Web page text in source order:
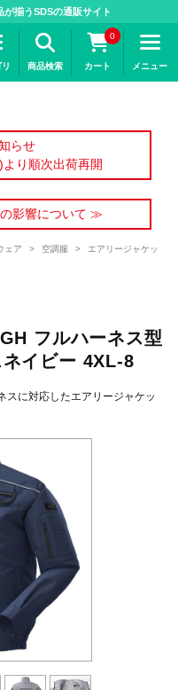
揃うSDSの通販サイト
商品検索
0
カート メニュー
らせ
り順次出荷再開
の影響について ≫
ェア > 空調服 >
エアリージャケッ
フルハーネス型
イビー 4XL-8
スに対応したエアリージャケッ